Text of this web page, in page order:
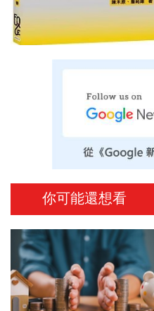
你可能還想看